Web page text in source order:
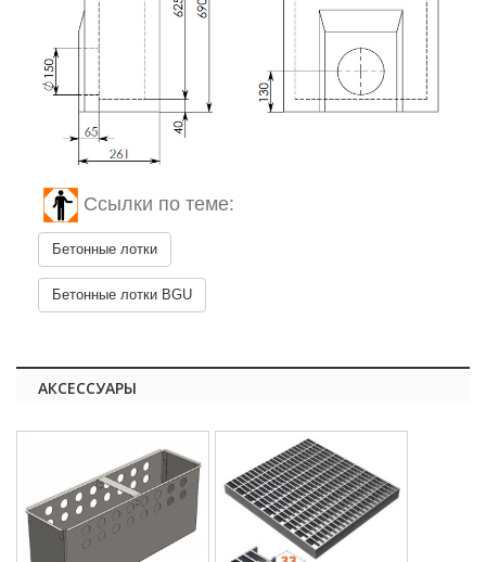
Ссылки по теме:
Бетонные лотки
Бетонные лотки BGU
АКСЕССУАРЫ